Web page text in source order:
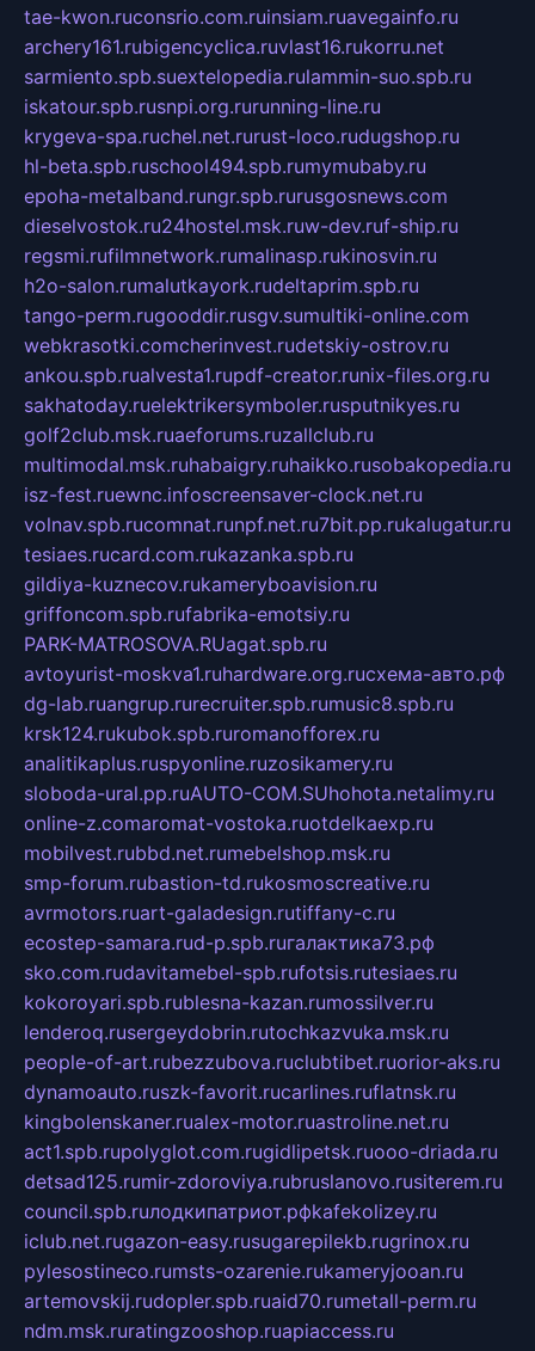
tae-kwon.ruconsrio.com.ruinsiam.ruavegainfo.ru
archery161.rubigencyclica.ruvlast16.rukorru.net
sarmiento.spb.suextelopedia.rulammin-suo.spb.ru
iskatour.spb.rusnpi.org.rurunning-line.ru
krygeva-spa.ruchel.net.rurust-loco.rudugshop.ru
hl-beta.spb.ruschool494.spb.rumymubaby.ru
epoha-metalband.rungr.spb.rurusgosnews.com
dieselvostok.ru24hostel.msk.ruw-dev.ruf-ship.ru
regsmi.rufilmnetwork.rumalinasp.rukinosvin.ru
h2o-salon.rumalutkayork.rudeltaprim.spb.ru
tango-perm.rugooddir.rusgv.sumultiki-online.com
webkrasotki.comcherinvest.rudetskiy-ostrov.ru
ankou.spb.rualvesta1.rupdf-creator.runix-files.org.ru
sakhatoday.ruelektrikersymboler.rusputnikyes.ru
golf2club.msk.ruaeforums.ruzallclub.ru
multimodal.msk.ruhabaigry.ruhaikko.rusobakopedia.ru
isz-fest.ruewnc.infoscreensaver-clock.net.ru
volnav.spb.rucomnat.runpf.net.ru7bit.pp.rukalugatur.ru
tesiaes.rucard.com.rukazanka.spb.ru
gildiya-kuznecov.rukameryboavision.ru
griffoncom.spb.rufabrika-emotsiy.ru
PARK-MATROSOVA.RUagat.spb.ru
avtoyurist-moskva1.ruhardware.org.ruсхема-авто.рф
dg-lab.ruangrup.rurecruiter.spb.rumusic8.spb.ru
krsk124.rukubok.spb.ruromanofforex.ru
analitikaplus.ruspyonline.ruzosikamery.ru
sloboda-ural.pp.ruAUTO-COM.SUhohota.netalimy.ru
online-z.comaromat-vostoka.ruotdelkaexp.ru
mobilvest.rubbd.net.rumebelshop.msk.ru
smp-forum.rubastion-td.rukosmoscreative.ru
avrmotors.ruart-galadesign.rutiffany-c.ru
ecostep-samara.rud-p.spb.ruгалактика73.рф
sko.com.rudavitamebel-spb.rufotsis.rutesiaes.ru
kokoroyari.spb.rublesna-kazan.rumossilver.ru
lenderoq.rusergeydobrin.rutochkazvuka.msk.ru
people-of-art.rubezzubova.ruclubtibet.ruorior-aks.ru
dynamoauto.ruszk-favorit.rucarlines.ruflatnsk.ru
kingbolenskaner.rualex-motor.ruastroline.net.ru
act1.spb.rupolyglot.com.rugidlipetsk.ruooo-driada.ru
detsad125.rumir-zdoroviya.rubruslanovo.rusiterem.ru
council.spb.ruлодкипатриот.рфkafekolizey.ru
iclub.net.rugazon-easy.rusugarepilekb.rugrinox.ru
pylesostineco.rumsts-ozarenie.rukameryjooan.ru
artemovskij.rudopler.spb.ruaid70.rumetall-perm.ru
ndm.msk.ruratingzooshop.ruapiaccess.ru